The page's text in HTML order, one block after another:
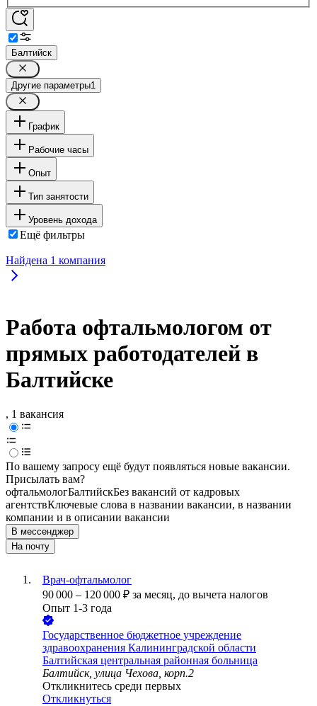
Балтийск
Другие параметры1
График
Рабочие часы
Опыт
Тип занятости
Уровень дохода
Ещё фильтры
Найдена 1 компания
Работа офтальмологом от
прямых работодателей в
Балтийске
, 1 вакансия
По вашему запросу ещё будут появляться новые вакансии.
Присылать вам?
офтальмологБалтийскБез вакансий от кадровых
агентствКлючевые слова в названии вакансии, в названии
компании и в описании вакансии
В мессенджер
На почту
Врач-офтальмолог
90 000 – 120 000 ₽ за месяц, до вычета налогов
Опыт 1-3 года
Государственное бюджетное учреждение
здравоохранения Калининградской области
Балтийская центральная районная больница
Балтийск, улица Чехова, корп.2
Откликнитесь среди первых
Откликнуться